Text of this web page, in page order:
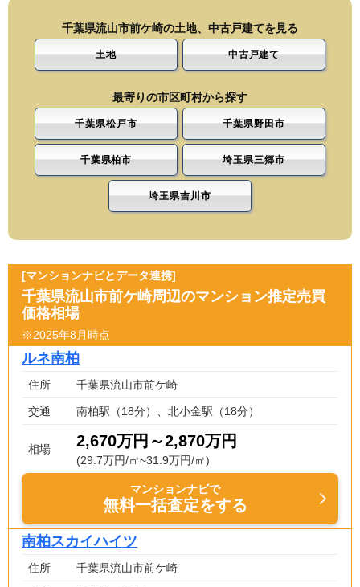
千葉県流山市前ケ崎の土地、中古戸建てを見る
土地 中古戸建て
最寄りの市区町村から探す
千葉県松戸市 千葉県野田市
千葉県柏市 埼玉県三郷市
埼玉県吉川市
[マンションナビとデータ連携]
千葉県流山市前ケ崎周辺のマンション推定売買
価格相場
※2025年8月時点
ルネ南柏
住所 千葉県流山市前ケ崎
交通 南柏駅（18分）、北小金駅（18分）
相場 2,670万円～2,870万円
(29.7万円/㎡~31.9万円/㎡)
マンションナビで
無料一括査定をする
南柏スカイハイツ
住所 千葉県流山市前ケ崎